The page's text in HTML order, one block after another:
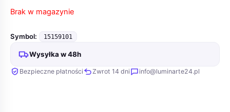
Brak w magazynie
Symbol: 15159101
Wysyłka w 48h
Bezpieczne płatności Zwrot 14 dni info@luminarte24.pl